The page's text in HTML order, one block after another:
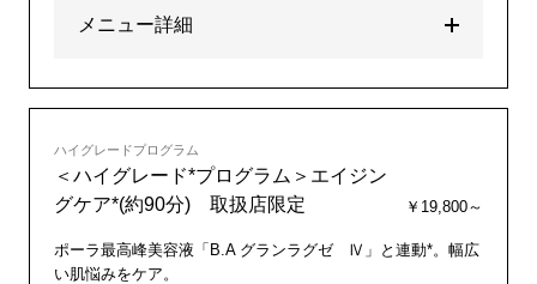
メニュー詳細
ハイグレードプログラム
＜ハイグレード*プログラム＞エイジン
グケア*(約90分) 取扱店限定
￥19,800～
ポーラ最高峰美容液「B.A グランラグゼ Ⅳ」と連動*。幅広
い肌悩みをケア。